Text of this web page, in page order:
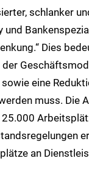
schlanker
und
Dies
eine
muss. Die
an